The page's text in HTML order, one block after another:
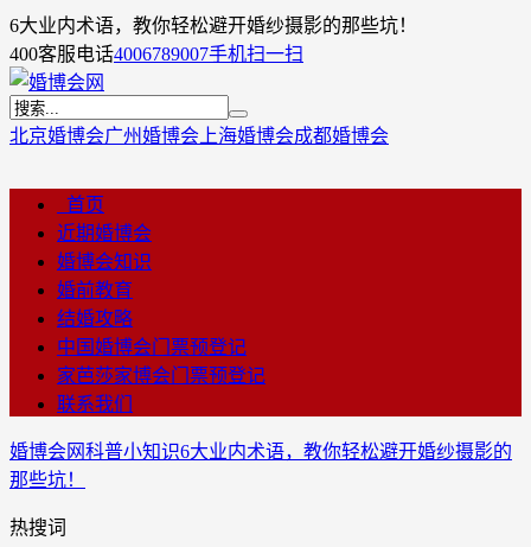
6大业内术语，教你轻松避开婚纱摄影的那些坑！
400客服电话4006789007手机扫一扫
北京婚博会广州婚博会 上海婚博会成都婚博会
首页
近期婚博会
婚博会知识
婚前教育
结婚攻略
中国婚博会门票预登记
家芭莎家博会门票预登记
联系我们
婚博会网科普小知识6大业内术语，教你轻松避开婚纱摄影的
那些坑！
热搜词